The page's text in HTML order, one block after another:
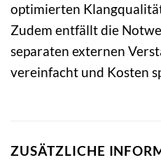
optimierten
Zudem entfällt die
separaten externen
vereinfacht und Kosten
ZUSÄTZLICHE